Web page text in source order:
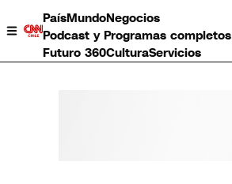
PaísMundoNegocios
Podcast y Programas completos
Futuro 360CulturaServicios